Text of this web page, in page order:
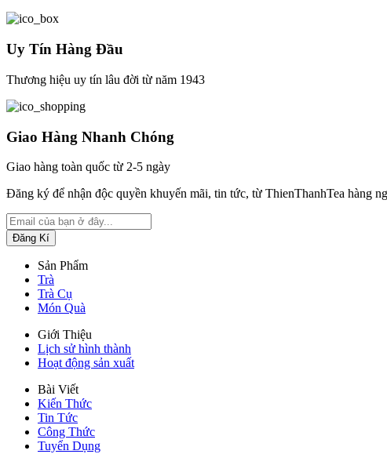
Uy Tín Hàng Đầu
Thương hiệu uy tín lâu đời từ năm 1943
Giao Hàng Nhanh Chóng
Giao hàng toàn quốc từ 2-5 ngày
Đăng ký để nhận độc quyền khuyến mãi, tin tức, từ ThienThanhTea hàng
Sản Phẩm
Trà
Trà Cụ
Món Quà
Giới Thiệu
Lịch sử hình thành
Hoạt động sản xuất
Bài Viết
Kiến Thức
Tin Tức
Công Thức
Tuyển Dụng